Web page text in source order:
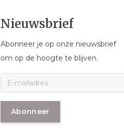
Nieuwsbrief
Abonneer je op onze nieuwsbrief
om op de hoogte te blijven.
Abonneer